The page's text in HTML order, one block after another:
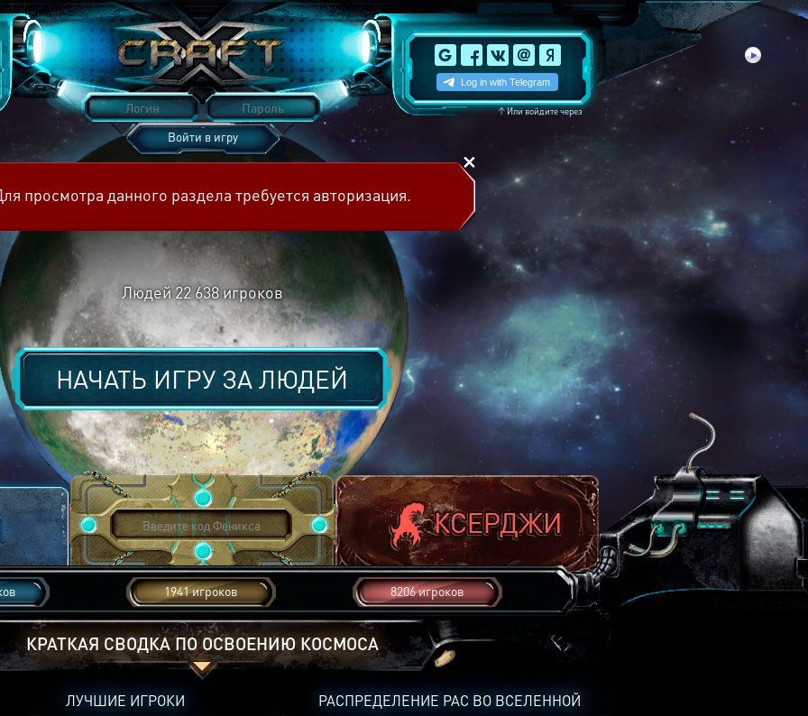
↑Или войдите через
Войти в игру
просмотра данного раздела требуется авторизация.
Людей 22 638игроков
НАЧАТЬ ИГРУ ЗАЛЮДЕЙ
1941 игроков 8206 игроков
КРАТКАЯ СВОДКА ПО ОСВОЕНИЮ КОСМОСА
РАСПРЕДЕЛЕНИЕ РАС ВО ВСЕЛЕННОЙ
ЛУЧШИЕ ИГРОКИ